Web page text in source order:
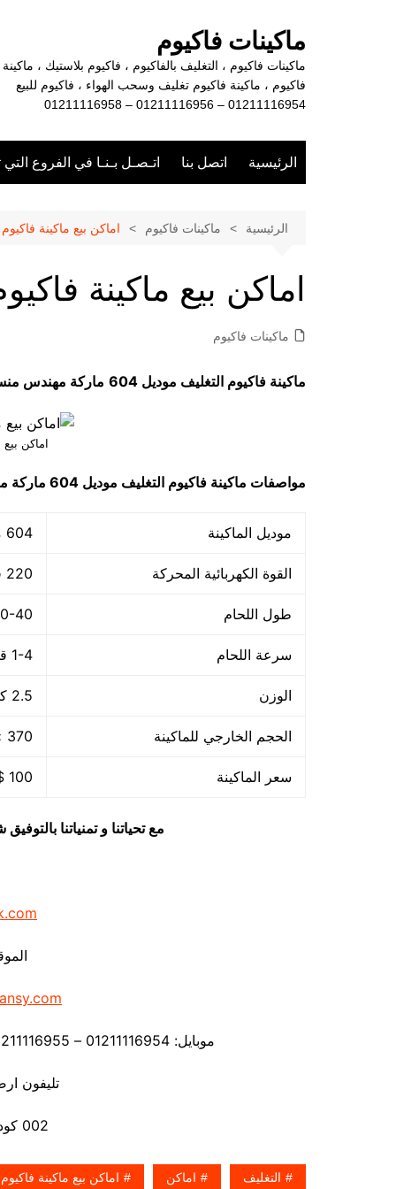
ماكينات فاكيوم
ماكينات فاكيوم ، التغليف بالفاكيوم ، فاكيوم بلاستيك ، ماكينة
فاكيوم ، ماكينة فاكيوم تغليف وسحب الهواء ، فاكيوم للبيع
01211116954 – 01211116956 – 01211116958
الرئيسية اتصل بنا اتـصـل بـنـا في الفروع
الرئيسية ماكينات فاكيوم اماكن بيع ماكينة
اماكن بيع ماكينة
ماكينات فاكيوم
ماكينة فاكيوم التغليف موديل 604 ماركة مهندس
اماكن بيع
مواصفات ماكينة فاكيوم التغليف موديل 604 ماركة
موديل الماكينة 604 ماركة مهندس منسي
القوة الكهربائية المحركة 220 فولت – 50هرتز
طول اللحام 30-40
سرعة اللحام 1-4 قطعة/الدقيقة
الوزن 2.5 كجم
الحجم الخارجي للماكينة 370 × 140 × 73 مم
سعر الماكينة 100 $ او ما يعادله بالجنيه المصرى
مع تحياتنا و تمنياتنا
موبايل: 01211116954 – 01211116955 – 01211116956 – – 01211116958
تليفون ارضي
002 كود مصر قبل الرقم
التغليف اماكن اماكن بيع ماكينة